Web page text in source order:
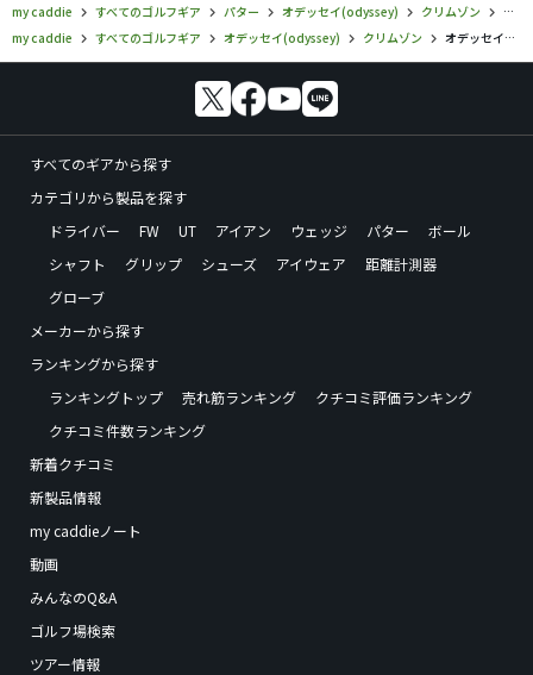
my caddie すべてのゴルフギア パター オデッセイ(odyssey) クリムゾン
オデ
my caddie
すべてのゴルフギア オデッセイ(odyssey) クリムゾン オデッセイ／クリムゾン／クリムゾン 550の口コミ評価
すべてのギアから探す
カテゴリから製品を探す
ドライバー
FW UT アイアン ウェッジ パター
ボール
シャフト
グリップ シューズ アイウェア
距離計測器
グローブ
メーカーから探す
ランキングから探す
ランキングトップ
売れ筋ランキング
クチコミ評価ランキング
クチコミ件数ランキング
新着クチコミ
新製品情報
my caddieノート
動画
みんなのQ&A
ゴルフ場検索
ツアー情報